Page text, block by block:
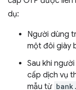
dụ:
Người dùng
một đôi giày
Sau khi
cấp dịch vụ
mẫu từ